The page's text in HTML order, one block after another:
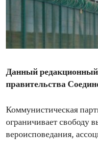
ENVIRONMENT AND
IDEALS AND
Данный
правительства
Коммунистическая
ограничивает свободу
вероисповедания,